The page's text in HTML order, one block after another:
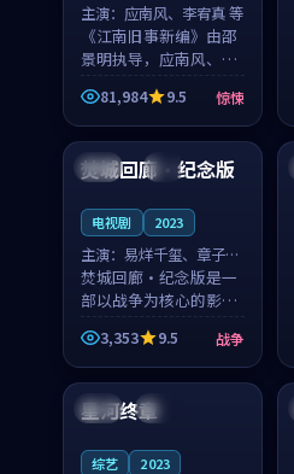
主演： 应南风、李宥真 等
《江南旧事新编》由邵
景明执导，应南风、李
宥真领衔主演，是一部
2018年上映的日本惊悚
综艺。影片以邻里温情
为切入，呈现一段从初
遇到告别都浸着真实
81,984 9.5 惊悚
韩国 4K
焚城回廊·纪念版
电视剧 2023
主演： 易烊千玺、章子怡
等
焚城回廊·纪念版是一
部以战争为核心的影视
作品，围绕危机、反转
与人物成长展开，整体
节奏紧凑，值得推荐观
3,353 9.5 战争
中国 高分
星河终章
综艺 2023